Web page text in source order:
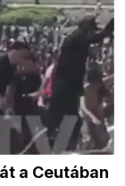
a Ceutában